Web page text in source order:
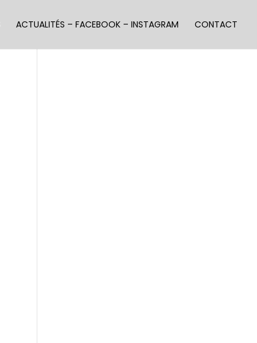
ACTUALITÉS – FACEBOOK – INSTAGRAM CONTACT